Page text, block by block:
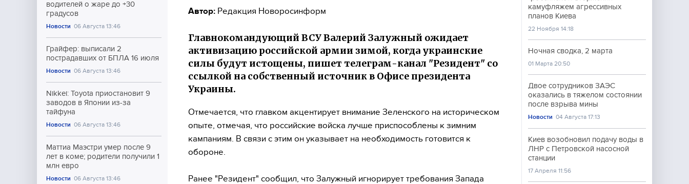
водителей о жаре до +30
градусов
Новости 06 Августа 13:46
Грайфер: выписали 2
пострадавших от БПЛА 16 июля
Новости 06 Августа 13:46
Nikkei: Toyota приостановит 9
заводов в Японии из-за
тайфуна
Новости 06 Августа 13:46
Маттиа Маэстри умер после 9
лет в коме; родители получили 1
млн евро
Новости 06 Августа 13:46
Автор: Редакция Новоросинформ
Главнокомандующий ВСУ Валерий Залужный ожидает
активизацию российской армии зимой, когда украинские
силы будут истощены, пишет телеграм-канал "Резидент" со
ссылкой на собственный источник в Офисе президента
Украины.
Отмечается, что главком акцентирует внимание Зеленского на историческом
опыте, отмечая, что российские войска лучше приспособлены к зимним
кампаниям. В связи с этим он указывает на необходимость готовится к
обороне.
Ранее "Резидент" сообщил, что Залужный игнорирует требования Запада
камуфляжем агрессивных
планов Киева
22 Ноября 14:18
Ночная сводка, 2 марта
01 Марта 20:50
Двое сотрудников ЗАЭС
оказались в тяжелом состоянии
после взрыва мины
Новости 04 Августа 17:13
Киев возобновил подачу воды в
ЛНР с Петровской насосной
станции
17 Апреля 11:56